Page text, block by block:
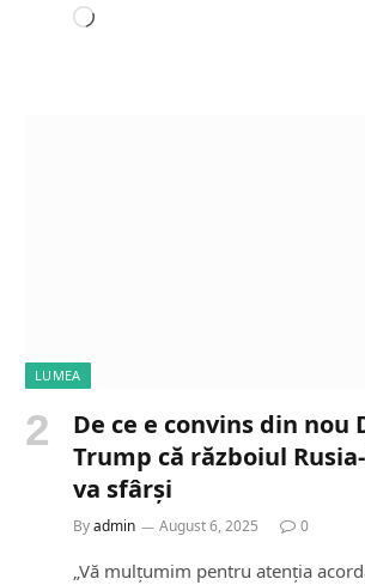
L
LUMEA
De ce e convins din nou
Trump că războiul
va sfârși
Byadmin August 6, 2025 0
„Vă mulțumim pentru atenția